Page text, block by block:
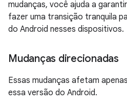
mudanças, você ajuda a
fazer uma transição tranquila
do Android nesses dispositivos.
Mudanças direcionadas
Essas mudanças afetam
essa versão do Android.